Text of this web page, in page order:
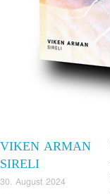
VIKEN ARMAN
SIRELI
30. August 2024